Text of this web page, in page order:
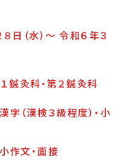
（水）～ 令和６年３
鍼灸科・第２鍼灸科
漢検３級程度）・小
面接